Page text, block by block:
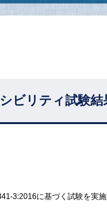
ビリティ試験
3:2016に基づく試験を実